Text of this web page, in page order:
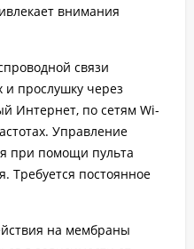
внимания
связи
и прослушку через
Интернет, по сетям Wi-
Управление
при помощи пульта
Требуется постоянное
на мембраны